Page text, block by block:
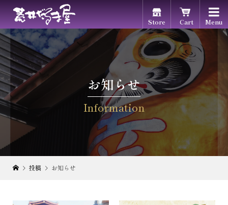
Store Cart

Menu
お知らせ
Information
投稿 お知らせ